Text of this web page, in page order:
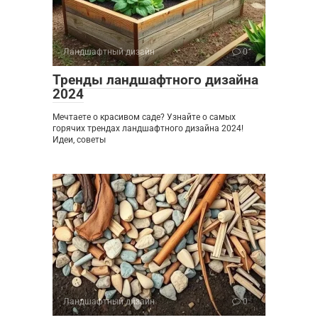
Ландшафтный дизайн 0
Тренды ландшафтного дизайна
2024
Мечтаете о красивом саде? Узнайте о самых
горячих трендах ландшафтного дизайна 2024!
Идеи, советы
Ландшафтный дизайн 0